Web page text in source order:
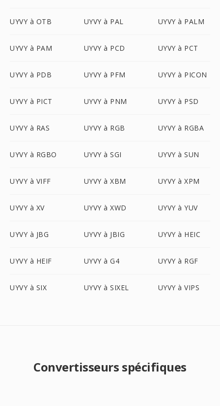
UYVY à OTB UYVY à PAL UYVY à PALM
UYVY à PAM UYVY à PCD UYVY à PCT
UYVY à PDB UYVY à PFM UYVY à PICON
UYVY à PICT UYVY à PNM UYVY à PSD
UYVY à RAS UYVY à RGB UYVY à RGBA
UYVY à RGBO UYVY à SGI UYVY à SUN
UYVY à VIFF UYVY à XBM UYVY à XPM
UYVY à XV UYVY à XWD UYVY à YUV
UYVY à JBG UYVY à JBIG UYVY à HEIC
UYVY à HEIF UYVY à G4 UYVY à RGF
UYVY à SIX UYVY à SIXEL UYVY à VIPS
Convertisseurs spécifiques